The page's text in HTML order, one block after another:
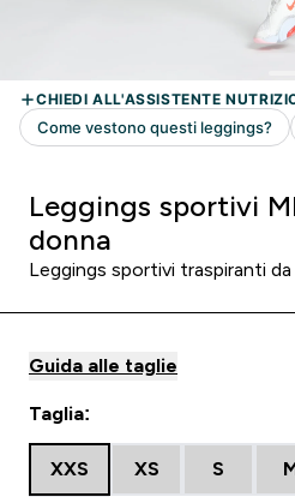
Leggings sportivi
donna
Leggings sportivi traspiranti da
Guida alle taglie
Taglia:
XXS XS S